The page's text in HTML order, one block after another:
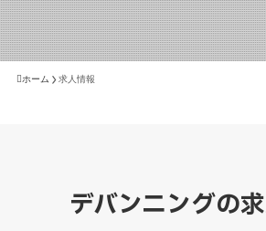
ホーム 求人情報
デバンニングの